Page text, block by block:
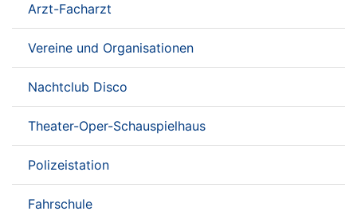
Arzt-Facharzt
Vereine und Organisationen
Nachtclub Disco
Theater-Oper-Schauspielhaus
Polizeistation
Fahrschule